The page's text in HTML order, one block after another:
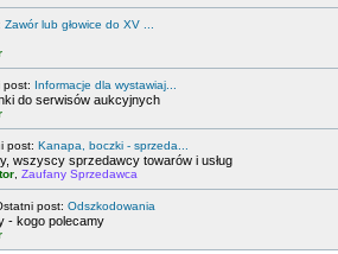
Zawór lub głowice do XV ...
post: Informacje dla wystawiaj...
do serwisów aukcyjnych
post: Kanapa, boczki - sprzeda...
wszyscy sprzedawcy towarów i usług
Zaufany Sprzedawca
post: Odszkodowania
- kogo polecamy